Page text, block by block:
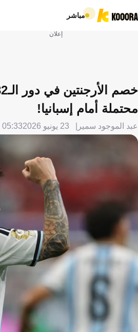
مباشر
إعلان
محتملة أمام إسبانيا!
عبد الموجود سمير 23 يونيو 2026 05:33